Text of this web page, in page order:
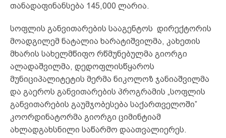
თანადაფინანსება 145,000 ლარია.
სოფლის განვითარების სააგენტოს დირექტორის
მოადგილემ ნატალია ხარატიშვილმა, კახეთის
მხარის სახელმწიფო რწმუნებულმა გიორგი
ალადაშვილმა, დედოფლისწყაროს
მუნიციპალიტეტის მერმა ნიკოლოზ ჯანიაშვილმა
და გაეროს განვითარების პროგრამის „სოფლის
განვითარების გაუმჯობესება საქართველოში”
კოორდინატორმა გიორგი ციმინტიამ
ახლადგახსნილი საწარმო დაათვალიერეს.